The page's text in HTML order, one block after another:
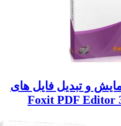
و تبدیل فایل های